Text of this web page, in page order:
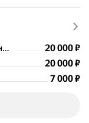
Отбеливание зубов | Метро Фонвизинская Цена
20000
20 000₽
Цена
20000
20 000₽
Цена
7000
7 000₽